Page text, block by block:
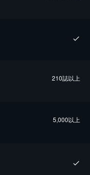
210誌以上
5,000以上